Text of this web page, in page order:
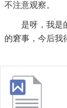
不注意观察。
是呀，我是
的窘事，今后我